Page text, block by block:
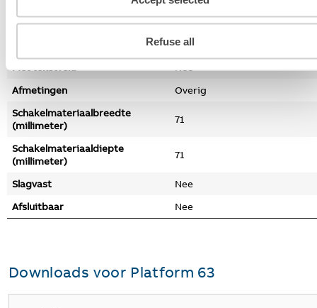
Refuse all
RAL-Nummer (vergelijkbaar)
9016
Nee
Met tekstveld
Nee
Afmetingen
Overig
Schakelmateriaalbreedte
(millimeter)
71
Schakelmateriaaldiepte
(millimeter)
71
Slagvast
Nee
Afsluitbaar
Nee
Downloads voor Platform 63